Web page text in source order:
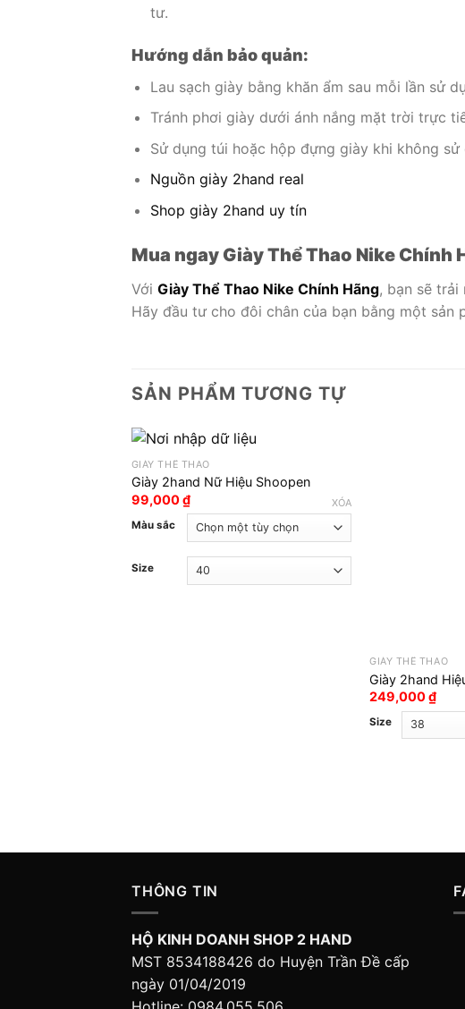
tư.
Hướng dẫn bảo quản:
Lau sạch giày bằng khăn ẩm sau mỗi lần sử
Tránh phơi giày dưới ánh nắng mặt trời trực
Sử dụng túi hoặc hộp đựng giày khi không
Nguồn giày 2hand real
Shop giày 2hand uy tín
Mua ngay Giày Thể Thao Nike Chính
Với Giày Thể Thao Nike Chính Hãng, bạn sẽ
Hãy đầu tư cho đôi chân của bạn bằng một sản
SẢN PHẨM TƯƠNG TỰ
GIÀY THỂ THAO
Giày 2hand Nữ Hiệu Shoopen
99,000₫
Màu sắc
Size
XÓA
GIÀY THỂ THAO
Giày 2hand
249,000₫
Size
THÔNG TIN
HỘ KINH DOANH SHOP 2 HAND
MST 8534188426 do Huyện Trần Đề cấp
ngày 01/04/2019